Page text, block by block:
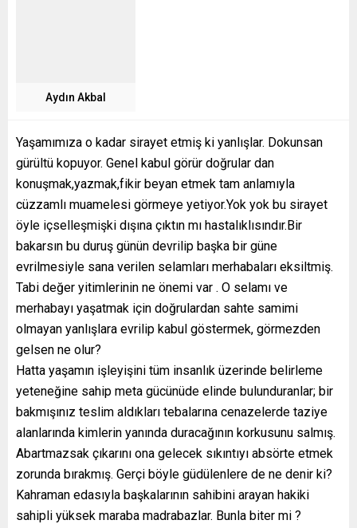
Aydın Akbal
Yaşamımıza o kadar sirayet etmiş ki yanlışlar. Dokunsan
gürültü kopuyor. Genel kabul görür doğrular dan
konuşmak,yazmak,fikir beyan etmek tam anlamıyla
cüzzamlı muamelesi görmeye yetiyor.Yok yok bu sirayet
öyle içselleşmişki dışına çıktın mı hastalıklısındır.Bir
bakarsın bu duruş günün devrilip başka bir güne
evrilmesiyle sana verilen selamları merhabaları eksiltmiş.
Tabi değer yitimlerinin ne önemi var . O selamı ve
merhabayı yaşatmak için doğrulardan sahte samimi
olmayan yanlışlara evrilip kabul göstermek, görmezden
gelsen ne olur?
Hatta yaşamın işleyişini tüm insanlık üzerinde belirleme
yeteneğine sahip meta gücünüde elinde bulunduranlar; bir
bakmışınız teslim aldıkları tebalarına cenazelerde taziye
alanlarında kimlerin yanında duracağının korkusunu salmış.
Abartmazsak çıkarını ona gelecek sıkıntıyı absörte etmek
zorunda bırakmış. Gerçi böyle güdülenlere de ne denir ki?
Kahraman edasıyla başkalarının sahibini arayan hakiki
sahipli yüksek maraba madrabazlar. Bunla biter mi ?